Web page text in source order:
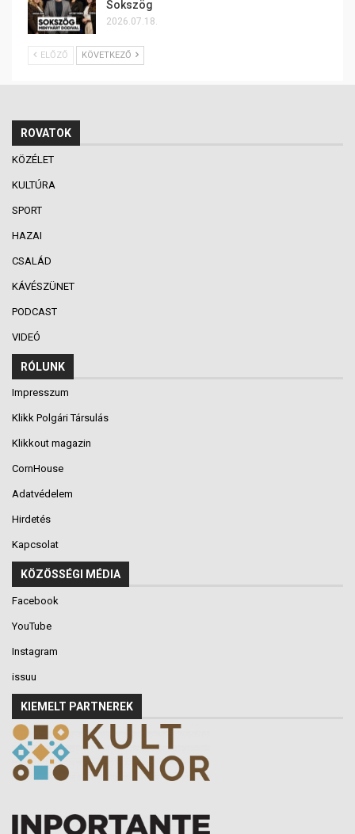
Sokszög
2026.07.18.
ELŐZŐ KÖVETKEZŐ
ROVATOK
KÖZÉLET
KULTÚRA
SPORT
HAZAI
CSALÁD
KÁVÉSZÜNET
PODCAST
VIDEÓ
RÓLUNK
Impresszum
Klikk Polgári Társulás
Klikkout magazin
CornHouse
Adatvédelem
Hirdetés
Kapcsolat
KÖZÖSSÉGI MÉDIA
Facebook
YouTube
Instagram
issuu
KIEMELT PARTNEREK